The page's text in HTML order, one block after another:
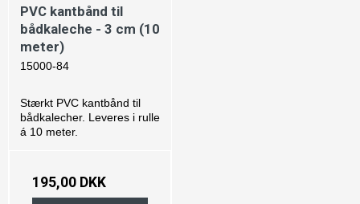
PVC kantbånd til
bådkaleche - 3 cm (10
meter)
15000-84
Stærkt PVC kantbånd til
bådkalecher. Leveres i rulle
á 10 meter.
195,00 DKK